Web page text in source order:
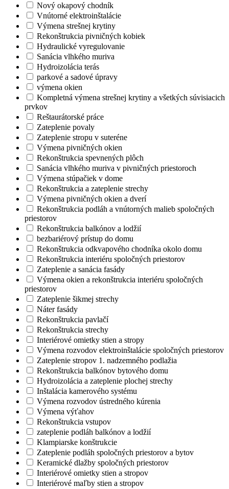
Nový okapový chodník
Vnútorné elektroinštalácie
Výmena strešnej krytiny
Rekonštrukcia pivničných kobiek
Hydraulické vyregulovanie
Sanácia vlhkého muriva
Hydroizolácia terás
parkové a sadové úpravy
výmena okien
Kompletná výmena strešnej krytiny a všetkých súvisiacich
prvkov
Reštaurátorské práce
Zateplenie povaly
Zateplenie stropu v suteréne
Výmena pivničných okien
Rekonštrukcia spevnených plôch
Sanácia vlhkého muriva v pivničných priestoroch
Výmena stúpačiek v dome
Rekonštrukcia a zateplenie strechy
Výmena pivničných okien a dverí
Rekonštrukcia podláh a vnútorných malieb spoločných
priestorov
Rekonštrukcia balkónov a lodžií
bezbariérový prístup do domu
Rekonštrukcia odkvapového chodníka okolo domu
Rekonštrukcia interiéru spoločných priestorov
Zateplenie a sanácia fasády
Výmena okien a rekonštrukcia interiéru spoločných
priestorov
Zateplenie šikmej strechy
Náter fasády
Rekonštrukcia pavlačí
Rekonštrukcia strechy
Interiérové omietky stien a stropy
Výmena rozvodov elektroinštalácie spoločných priestorov
Zateplenie stropov 1. nadzemného podlažia
Rekonštrukcia balkónov bytového domu
Hydroizolácia a zateplenie plochej strechy
Inštalácia kamerového systému
Výmena rozvodov ústredného kúrenia
Výmena výťahov
Rekonštrukcia vstupov
zateplenie podláh balkónov a lodžií
Klampiarske konštrukcie
Zateplenie podláh spoločných priestorov a bytov
Keramické dlažby spoločných priestorov
Interiérové omietky stien a stropov
Interiérové maľby stien a stropov